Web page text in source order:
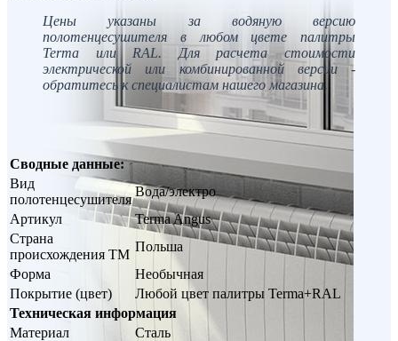
Цены указаны за водяную версию
полотенцесушителя в любом цвете палитры
Terma или RAL. Для расчета стоимости
электрической или комбинированной версии -
обратитесь к специалистам нашего магазина.
Сводные данные:
Вид
полотенцесушителя
Вода/электро
Артикул
Terma Angus
Страна
происхождения ТМ
Польша
Форма
Необычная
Покрытие (цвет)
Любой цвет палитры Terma+RAL
Техническая информация
Материал
Сталь